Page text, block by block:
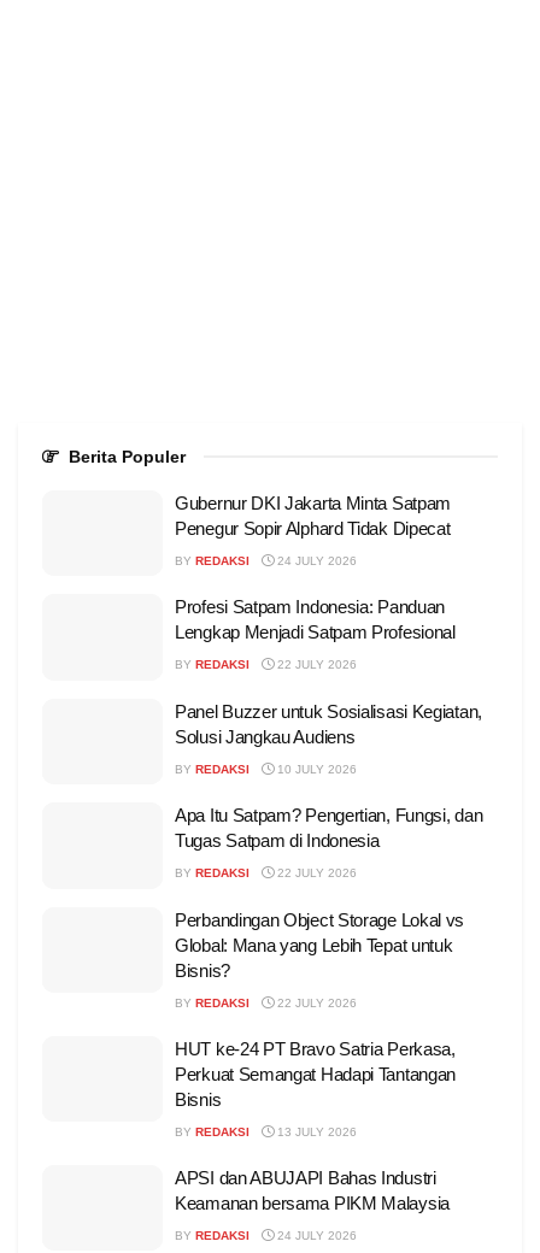
Berita Populer
Gubernur DKI Jakarta Minta Satpam
Penegur Sopir Alphard Tidak Dipecat
BY REDAKSI 24 JULY 2026
Profesi Satpam Indonesia: Panduan
Lengkap Menjadi Satpam Profesional
BY REDAKSI 22 JULY 2026
Panel Buzzer untuk Sosialisasi Kegiatan,
Solusi Jangkau Audiens
BY REDAKSI 10 JULY 2026
Apa Itu Satpam? Pengertian, Fungsi, dan
Tugas Satpam di Indonesia
BY REDAKSI 22 JULY 2026
Perbandingan Object Storage Lokal vs
Global: Mana yang Lebih Tepat untuk
Bisnis?
BY REDAKSI 22 JULY 2026
HUT ke-24 PT Bravo Satria Perkasa,
Perkuat Semangat Hadapi Tantangan
Bisnis
BY REDAKSI 13 JULY 2026
APSI dan ABUJAPI Bahas Industri
Keamanan bersama PIKM Malaysia
BY REDAKSI 24 JULY 2026